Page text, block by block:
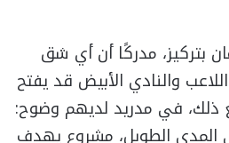
بتركيز، مدركًا أن أي شق
والنادي الأبيض قد يفتح
ذلك، في مدريد لديهم وضوح:
المدى الطويل، مشروع يهدف